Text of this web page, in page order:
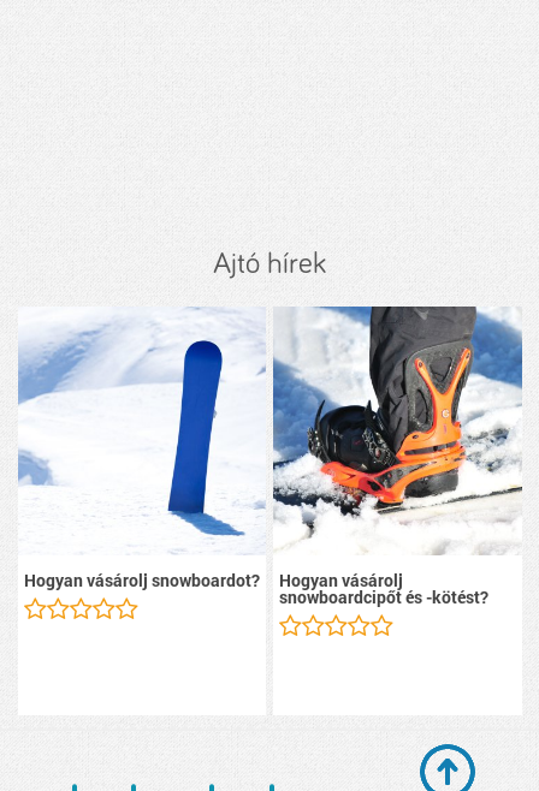
Ajtó hírek
Hogyan vásárolj snowboardot? Hogyan vásárolj
snowboardcipőt és -kötést?